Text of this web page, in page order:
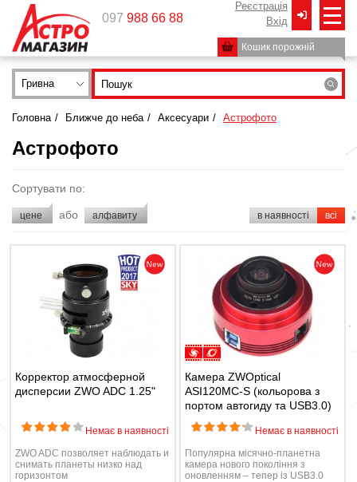
097 988 66 88
Реєстрація
Вxід
Кошик порожній
Гривна
Головна / Ближче до неба / Аксесуари / Астрофото
Астрофото
Сортувати по:
цене або алфавиту в наявності всі
Корректор атмосферной
дисперсии ZWO ADC 1.25"
Немає в наявності
ZWO ADC позволяет наблюдать и
снимать планеты низко над
горизонтом
Камера ZWOptical
ASI120MС-S (кольорова з
портом автогиду та USB3.0)
Немає в наявності
Популярна місячно-планетна
камера нового покоління з
оновленням – тепер із USB3.0